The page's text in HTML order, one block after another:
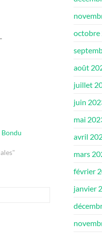
octobre
août
juillet
juin
mai
avril
mars
février
janvier